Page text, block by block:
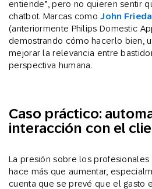
entiende”, pero no quieren sentir
chatbot. Marcas comoJohn Frieda
(anteriormente Philips Domestic
demostrando cómo hacerlo bien,
mejorar la relevancia entre
perspectiva humana.
Caso práctico:
interacción con el
La presión sobre los profesionales
hace más que aumentar,
cuenta que se prevé que el gasto